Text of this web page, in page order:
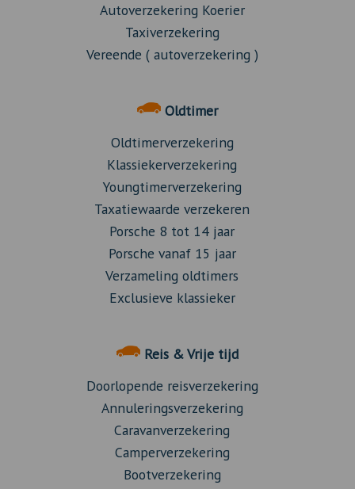
Autoverzekering Koerier
Taxiverzekering
Vereende ( autoverzekering )
Oldtimer
Oldtimerverzekering
Klassiekerverzekering
Youngtimerverzekering
Taxatiewaarde verzekeren
Porsche 8 tot 14 jaar
Porsche vanaf 15 jaar
Verzameling oldtimers
Exclusieve klassieker
Reis & Vrije tijd
Doorlopende reisverzekering
Annuleringsverzekering
Caravanverzekering
Camperverzekering
Bootverzekering